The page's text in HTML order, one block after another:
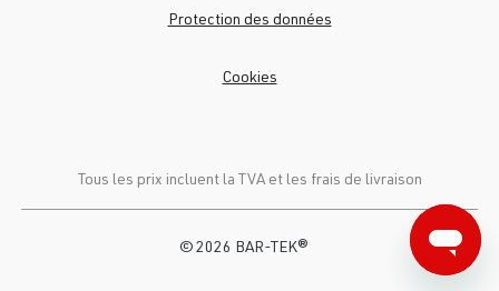
Tous les prix incluent la TVA et les frais de livraison
Protection des données
Cookies
© 2026 BAR-TEK®